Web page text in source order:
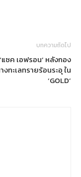
บทความถัดไป
ซค เอฟรอน’ หลังกอง
งทะเลทรายร้อนระอุ ใน
‘GOLD’